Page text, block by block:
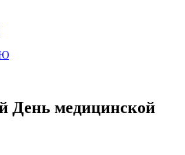
День медицинской